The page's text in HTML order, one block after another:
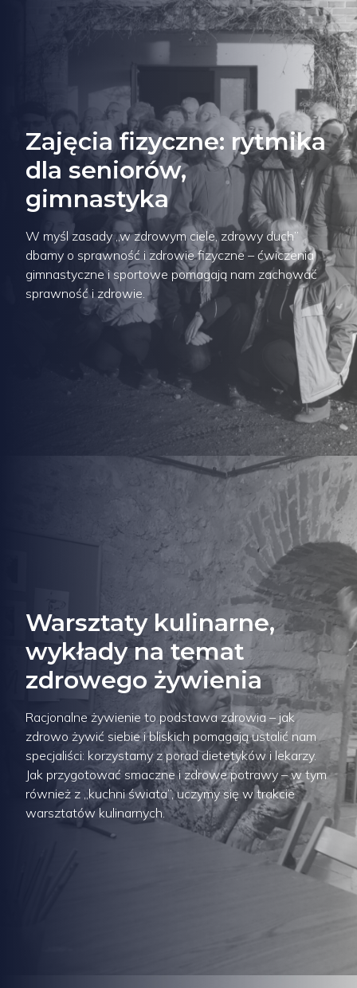
Zajęcia fizyczne: rytmika
dla seniorów,
gimnastyka
W myśl zasady „w zdrowym ciele, zdrowy duch”
dbamy o sprawność i zdrowie fizyczne – ćwiczenia
gimnastyczne i sportowe pomagają nam zachować
sprawność i zdrowie.
Warsztaty kulinarne,
wykłady na temat
zdrowego żywienia
Racjonalne żywienie to podstawa zdrowia – jak
zdrowo żywić siebie i bliskich pomagają ustalić nam
specjaliści: korzystamy z porad dietetyków i lekarzy.
Jak przygotować smaczne i zdrowe potrawy – w tym
również z „kuchni świata”, uczymy się w trakcie
warsztatów kulinarnych.